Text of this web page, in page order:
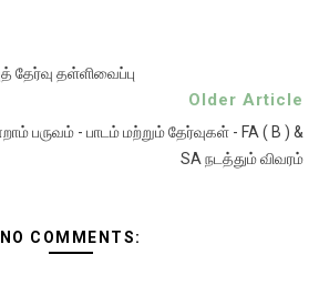
தேர்வு தள்ளிவைப்பு
Older Article
பருவம் - பாடம் மற்றும் தேர்வுகள் - FA ( B ) &
SA நடத்தும் விவரம்
NO COMMENTS: